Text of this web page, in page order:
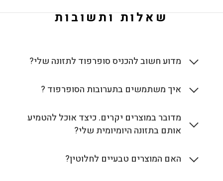
שאלות ותשובות
מדוע חשוב להכניס סופרפוד לתזונה שלי?
איך משתמשים בתערובות הסופרפוד ?
מדובר במוצרים יקרים. כיצד אוכל להטמיע
אותם בתזונה היומיומית שלי?
האם המוצרים טבעיים לחלוטין?